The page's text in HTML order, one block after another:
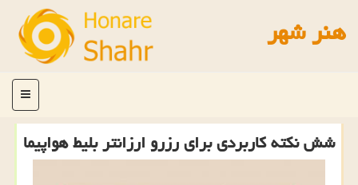
هنر شهر
منو
شش نكته كاربردی برای رزرو ارزانتر بلیط هواپیما